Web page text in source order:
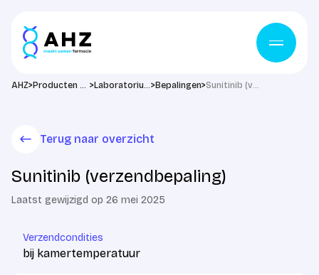
AHZ> Producten & diensten > Laboratorium> Bepalingen> Sunitinib (verzendbepaling)
Terug naar overzicht
Sunitinib (verzendbepaling)
Laatst gewijzigd op 26 mei 2025
Verzendcondities
bij kamertemperatuur